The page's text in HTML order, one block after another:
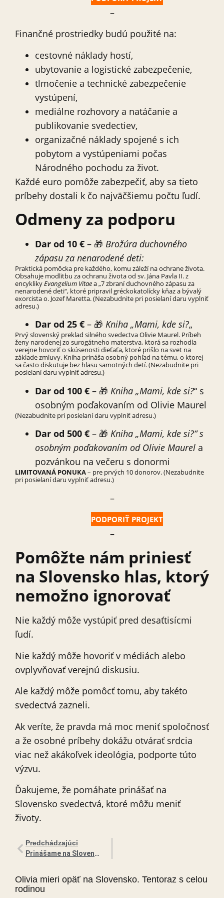
–
Finančné prostriedky budú použité na:
cestovné náklady hostí,
ubytovanie a logistické zabezpečenie,
tlmočenie a technické zabezpečenie
vystúpení,
mediálne rozhovory a natáčanie a
publikovanie svedectiev,
organizačné náklady spojené s ich
pobytom a vystúpeniami počas
Národného pochodu za život.
Každé euro pomôže zabezpečiť, aby sa tieto
príbehy dostali k čo najväčšiemu počtu ľudí.
Odmeny za podporu
Dar od 10 € – 🎁 Brožúra duchovného
zápasu za nenarodené deti:
Praktická pomôcka pre každého, komu záleží na ochrane života.
Obsahuje modlitbu za ochranu života od sv. Jána Pavla II. z
encyklikyEvangelium Vitaea „7 zbraní duchovného zápasu za
nenarodené deti“, ktoré pripravil gréckokatolícky kňaz a bývalý
exorcista o. Jozef Maretta. (Nezabudnite pri posielaní daru vyplniť
adresu.)
Dar od 25 € – 🎁 Kniha „Mami, kde si?„
Prvý slovenský preklad silného svedectva Olivie Maurel. Príbeh
ženy narodenej zo surogátneho materstva, ktorá sa rozhodla
verejne hovoriť o skúsenosti dieťaťa, ktoré prišlo na svet na
základe zmluvy. Kniha prináša osobný pohľad na tému, o ktorej
sa často diskutuje bez hlasu samotných detí. (Nezabudnite pri
posielaní daru vyplniť adresu.)
Dar od 100 € – 🎁 Kniha „Mami, kde si?“ s
osobným poďakovaním od Olivie Maurel
(Nezabudnite pri posielaní daru vyplniť adresu.)
Dar od 500 € – 🎁 Kniha „Mami, kde si?“ s
osobným poďakovaním od Olivie Maurel a
pozvánkou na večeru s donormi
LIMITOVANÁ PONUKA– pre prvých 10 donorov. (Nezabudnite
pri posielaní daru vyplniť adresu.)
–
PODPORIŤ PROJEKT
–
Pomôžte nám priniesť
na Slovensko hlas, ktorý
nemožno ignorovať
Nie každý môže vystúpiť pred desaťtisícmi
ľudí.
Nie každý môže hovoriť v médiách alebo
ovplyvňovať verejnú diskusiu.
Ale každý môže pomôcť tomu, aby takéto
svedectvá zazneli.
Ak veríte, že pravda má moc meniť spoločnosť
a že osobné príbehy dokážu otvárať srdcia
viac než akákoľvek ideológia, podporte túto
výzvu.
Ďakujeme, že pomáhate prinášať na
Slovensko svedectvá, ktoré môžu meniť
životy.
Predchádzajúci
Prinášame na Slovensko svetového rečníka, ktorý šíri odkaz Jána Pavla II. o láske a ľudskej dôstojnosti
Olivia mieri opäť na Slovensko. Tentoraz s celou
rodinou